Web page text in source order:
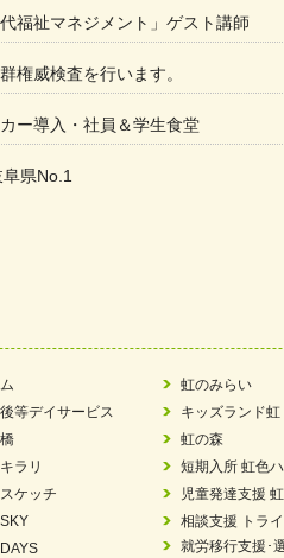
福祉マネジメント」ゲスト講師
権威検査を行います。
ー導入・社員＆学生食堂
県No.1
い方改革」優良事例集に掲載されま
ア 稼働中 ～体験募集しています。
放課後等デイサービス「Fc
等デイサービス
ラリ
ケッチ
虹のみらい
キッズランド虹
虹の森
短期入所 虹色
児童発達支援
相談支援 トラ
就労移行支援･